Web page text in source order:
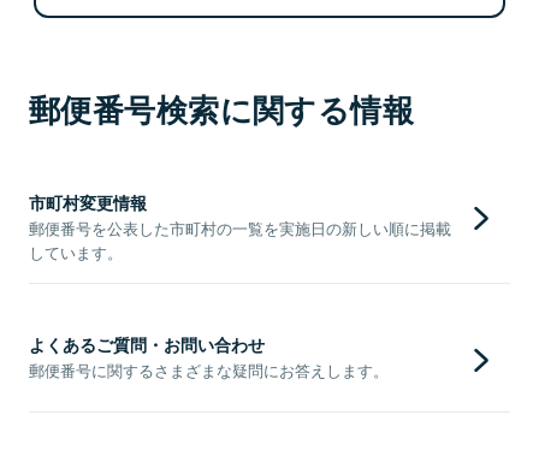
郵便番号検索に関する情報
市町村変更情報
郵便番号を公表した市町村の一覧を実施日の新しい順に掲載
しています。
よくあるご質問・お問い合わせ
郵便番号に関するさまざまな疑問にお答えします。